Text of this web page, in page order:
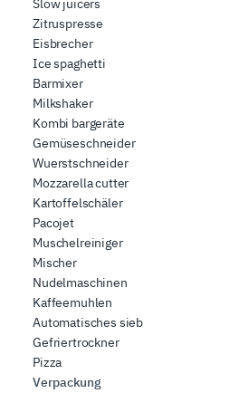
Slow juicers
Zitruspresse
Eisbrecher
Ice spaghetti
Barmixer
Milkshaker
Kombi bargeräte
Gemüseschneider
Wuerstschneider
Mozzarella cutter
Kartoffelschäler
Pacojet
Muschelreiniger
Mischer
Nudelmaschinen
Kaffeemuhlen
Automatisches sieb
Gefriertrockner
Pizza
Verpackung